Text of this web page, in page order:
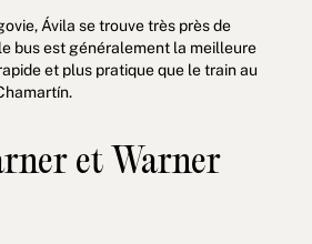
Ávila se trouve très près de
bus est généralement la meilleure
et plus pratique que le train au
et Warner